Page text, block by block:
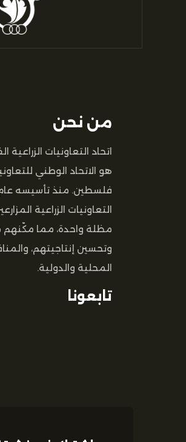
من نحن
هو الاتحاد الوطني
التعاونيات الزراعية
مظلة واحدة، مما
وتحسين إنتاجيتهم،
المحلية والدولية.
تابعونا